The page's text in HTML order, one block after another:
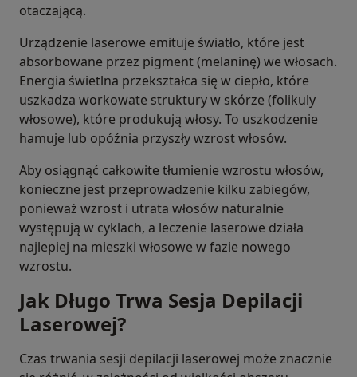
otaczającą.
Urządzenie laserowe emituje światło, które jest
absorbowane przez pigment (melaninę) we włosach.
Energia świetlna przekształca się w ciepło, które
uszkadza workowate struktury w skórze (folikuly
włosowe), które produkują włosy. To uszkodzenie
hamuje lub opóźnia przyszły wzrost włosów.
Aby osiągnąć całkowite tłumienie wzrostu włosów,
konieczne jest przeprowadzenie kilku zabiegów,
ponieważ wzrost i utrata włosów naturalnie
występują w cyklach, a leczenie laserowe działa
najlepiej na mieszki włosowe w fazie nowego
wzrostu.
Jak Długo Trwa Sesja Depilacji
Laserowej?
Czas trwania sesji depilacji laserowej może znacznie